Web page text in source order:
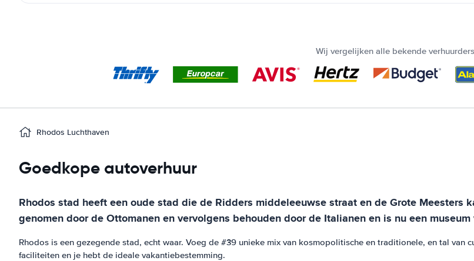
Wij vergelijken alle bekende verhuurders
Rhodos Luchthaven
Goedkope autoverhuur
Rhodos stad heeft een oude stad die de Ridders middeleeuwse straat en de Grote
genomen door de Ottomanen en vervolgens behouden door de Italianen en is nu een
Rhodos is een gezegende stad, echt waar. Voeg de #39 unieke mix van kosmopolitische en traditionele, en tal
faciliteiten en je hebt de ideale vakantiebestemming.